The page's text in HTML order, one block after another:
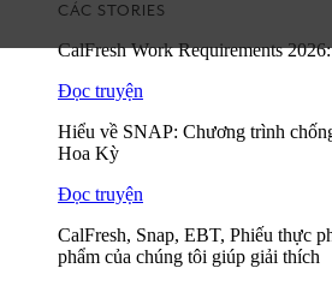
CÁC STORIES
CalFresh Work Requirements
Đọc truyện
Hiểu về SNAP: Chương trình
Hoa Kỳ
Đọc truyện
CalFresh, Snap, EBT, Phiếu thực
phẩm của chúng tôi giúp giải thích